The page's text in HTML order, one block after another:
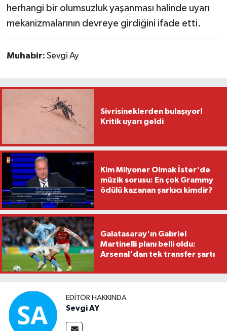
herhangi bir olumsuzluk yaşanması halinde uyarı
mekanizmalarının devreye girdiğini ifade etti.
Muhabir: Sevgi Ay
Sivrisineklerden bulaşıyor!
Kritik uyarı geldi
Kim Milyoner Olmak İster'de
müzik sorusu: En çok Grammy
ödülü kazanan şarkıcı kimdir?
Galatasaray'ın Gabriel
Martinelli planı belli oldu:
Arsenal'dan tek transfer şartı
EDITÖR HAKKINDA
Sevgi AY